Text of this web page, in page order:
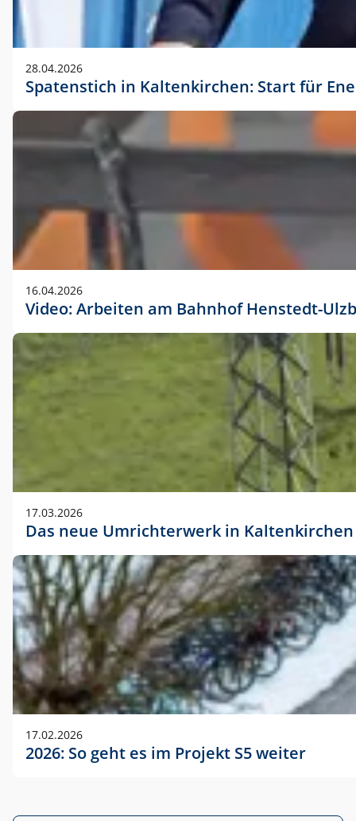
28.04.2026
Spatenstich in Kaltenkirchen: Start für
16.04.2026
Video: Arbeiten am Bahnhof Henstedt-
17.03.2026
Das neue Umrichterwerk in Kaltenkirchen
17.02.2026
2026: So geht es im Projekt S5 weiter